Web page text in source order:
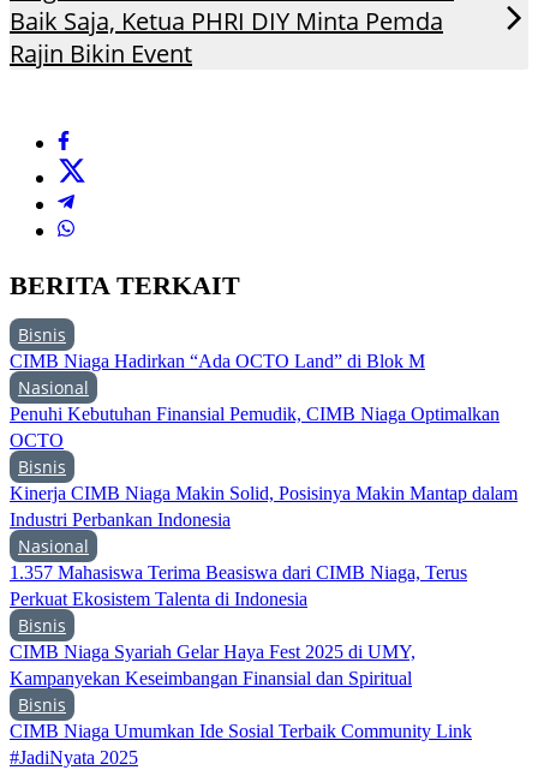
Baik Saja, Ketua PHRI DIY Minta Pemda
Rajin Bikin Event
BERITA TERKAIT
Bisnis
CIMB Niaga Hadirkan “Ada OCTO Land” di Blok M
Nasional
Penuhi Kebutuhan Finansial Pemudik, CIMB Niaga Optimalkan
OCTO
Bisnis
Kinerja CIMB Niaga Makin Solid, Posisinya Makin Mantap dalam
Industri Perbankan Indonesia
Nasional
1.357 Mahasiswa Terima Beasiswa dari CIMB Niaga, Terus
Perkuat Ekosistem Talenta di Indonesia
Bisnis
CIMB Niaga Syariah Gelar Haya Fest 2025 di UMY,
Kampanyekan Keseimbangan Finansial dan Spiritual
Bisnis
CIMB Niaga Umumkan Ide Sosial Terbaik Community Link
#JadiNyata 2025